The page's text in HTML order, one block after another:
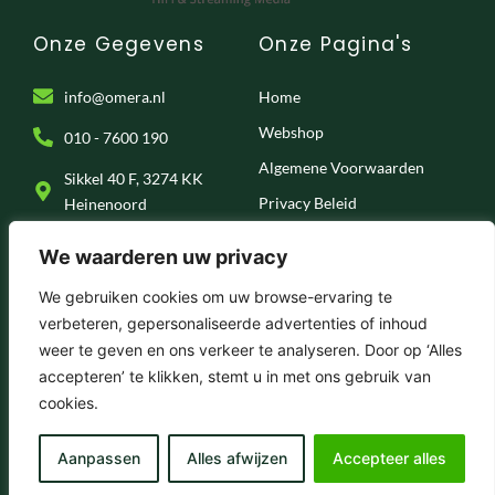
We waarderen uw privacy
We gebruiken cookies om uw browse-ervaring te
verbeteren, gepersonaliseerde advertenties of inhoud
weer te geven en ons verkeer te analyseren. Door op ‘Alles
accepteren’ te klikken, stemt u in met ons gebruik van
cookies.
Aanpassen Alles afwijzen Accepteer alles
Onze Gegevens
info@omera.nl
010 - 7600 190
Sikkel 40 F, 3274 KK
Heinenoord
Onze Pagina's
Home
Webshop
Algemene Voorwaarden
Privacy Beleid
F
a
c
e
b
o
-
I
n
s
t
a
r
a
m
T
i
k
t
Y
o
u
t
e
© 2025 . Omera – Hifi & Streaming Media